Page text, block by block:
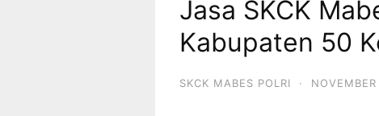
Jasa SKCK
Kabupaten 50
SKCK MABES POLRI ·